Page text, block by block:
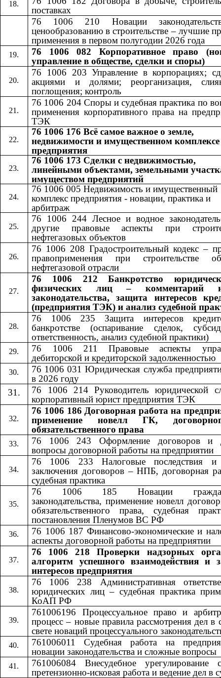
поставках
76 1006 210 Новации
ценообразованию в строительстве – лучшие
применения в первом полугодии 2026 года
76 1006 082 Корпоративное право
управление в обществе, сделки и споры)
76 1006 203 Управление в корпорациях;
акциями и долями; реорганизация,
поглощения; контроль
76 1006 204 Споры и судебная практика по
применения корпоративного права на
ТЭК
76 1006 176 Всё самое важное о земле,
недвижимости и имущественном комплексе
предприятия
76 1006 173 Сделки с недвижимостью,
линейными объектами, земельными
имуществом предприятий
76 1006 005 Недвижимость и имущественный
комплекс предприятия - новации, практика и
арбитраж
76 1006 244 Лесное и водное
другие правовые аспекты при
нефтегазовых объектов
76 1006 208 Градостроительный кодекс –
правоприменения при строительстве
нефтегазовой отрасли
76 1006 212 Банкротство
физических лиц – комментарий
законодательства, защита интересов
(предприятия ТЭК) и анализ судебной
76 1006 235 Защита интересов
банкротстве (оспаривание сделок,
ответственность, анализ судебной практики)
76 1006 211 Правовые аспекты
дебиторской и кредиторской задолженностью
76 1006 031 Юридическая служба
в 2026 году
76 1006 214 Руководитель юридической
корпоративный юрист предприятия ТЭК
76 1006 186 Договорная работа на
применение новелл ГК,
обязательственного права
76 1006 243
Оформление договоров и
вопросы договорной работы на предприятии
76 1006 233 Налоговые последствия и
заключения договоров – НПБ, договорная
судебная практика
76 1006 185 Новации
законодательства, применение новелл
обязательственного права, судебная
постановления Пленумов ВС РФ
76 1006 187 Финансово-экономические и
аспекты договорной работы на предприятии
76 1006 218 Проверки надзорных
алгоритм успешного взаимодействия и
интересов предприятия
76 1006 238 Административная
юридических лиц – судебная практика
КоАП РФ
761006196 Процессуальное право и
процесс – новые правила рассмотрения дел в
свете новаций процессуального
761006011 Судебная работа на
новации законодательства и сложные вопросы
761006084 Внесудебное урегулирование
претензионно-исковая работа и ведение дел в